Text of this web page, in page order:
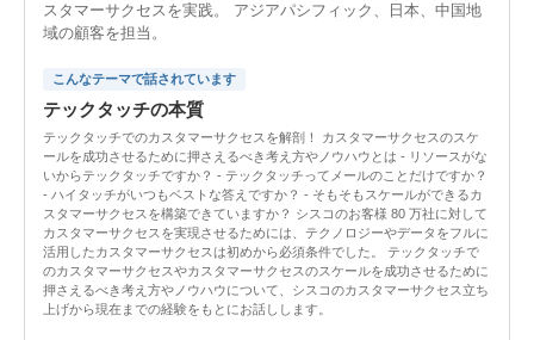
スタマーサクセスを実践。 アジアパシフィック、日本、中国地
域の顧客を担当。
こんなテーマで話されています
テックタッチの本質
テックタッチでのカスタマーサクセスを解剖！ カスタマーサクセスのスケ
ールを成功させるために押さえるべき考え方やノウハウとは - リソースがな
いからテックタッチですか？ - テックタッチってメールのことだけですか？
- ハイタッチがいつもベストな答えですか？ - そもそもスケールができるカ
スタマーサクセスを構築できていますか？ シスコのお客様 80 万社に対して
カスタマーサクセスを実現させるためには、テクノロジーやデータをフルに
活用したカスタマーサクセスは初めから必須条件でした。 テックタッチで
のカスタマーサクセスやカスタマーサクセスのスケールを成功させるために
押さえるべき考え方やノウハウについて、シスコのカスタマーサクセス立ち
上げから現在までの経験をもとにお話しします。